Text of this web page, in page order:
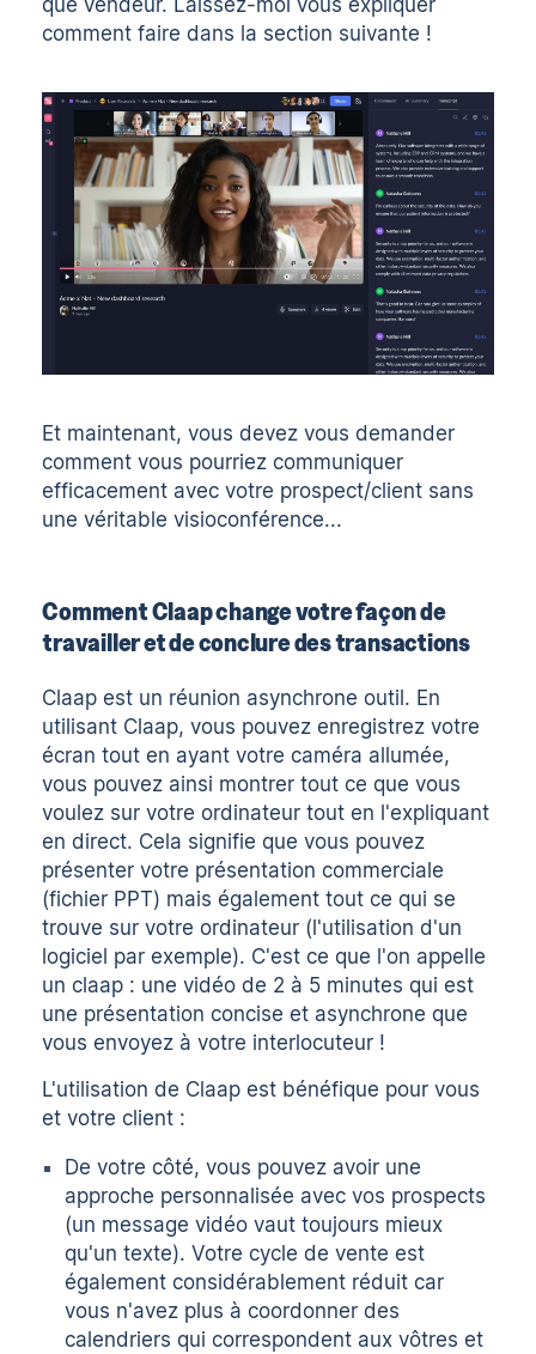
que vendeur. Laissez-moi vous expliquer
comment faire dans la section suivante !
Et maintenant, vous devez vous demander
comment vous pourriez communiquer
efficacement avec votre prospect/client sans
une véritable visioconférence...
Comment Claap change votre façon de
travailler et de conclure des transactions
Claap est un réunion asynchrone outil. En
utilisant Claap, vous pouvez enregistrez votre
écran tout en ayant votre caméra allumée,
vous pouvez ainsi montrer tout ce que vous
voulez sur votre ordinateur tout en l'expliquant
en direct. Cela signifie que vous pouvez
présenter votre présentation commerciale
(fichier PPT) mais également tout ce qui se
trouve sur votre ordinateur (l'utilisation d'un
logiciel par exemple). C'est ce que l'on appelle
un claap : une vidéo de 2 à 5 minutes qui est
une présentation concise et asynchrone que
vous envoyez à votre interlocuteur !
L'utilisation de Claap est bénéfique pour vous
et votre client :
De votre côté, vous pouvez avoir une
approche personnalisée avec vos prospects
(un message vidéo vaut toujours mieux
qu'un texte). Votre cycle de vente est
également considérablement réduit car
vous n'avez plus à coordonner des
calendriers qui correspondent aux vôtres et